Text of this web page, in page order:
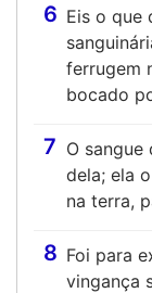
6 Eis o que
ferrugem
bocado
7 O sangue
dela; ela
na terra,
8 Foi para
vingança